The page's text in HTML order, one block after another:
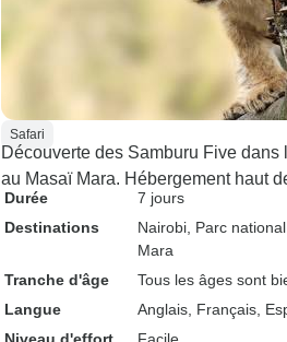
Safari
Découverte des Samburu Five
au Masaï Mara. Hébergement haut
Durée
7 jours
Destinations
Nairobi , Parc
Mara
Tranche d'âge
Tous les âges sont
Langue
Anglais, Français,